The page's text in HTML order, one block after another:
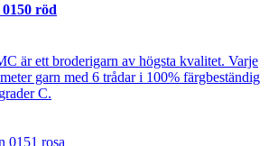
röd
är ett broderigarn av högsta kvalitet. Varje
garn med 6 trådar i 100% färgbeständig
C.